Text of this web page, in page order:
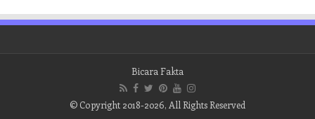
Bicara Fakta
© Copyright 2018-2026, All Rights Reserved